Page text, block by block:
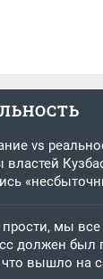
vs
властей
мы все
должен был
что вышло на